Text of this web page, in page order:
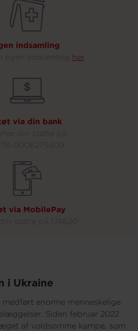
indsamling
egen indsamling her
via din bank
din støtte på
0006275409
via MobilePay
din støtte på 174620
i Ukraine
medført enorme menneskelige
Siden februar 2022
af voldsomme kampe, som